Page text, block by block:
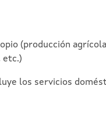
(producción
etc.)
los servicios